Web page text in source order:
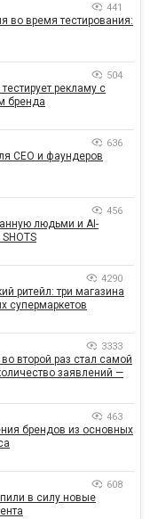
441
во время тестирования:
504
рекламу с
бренда
636
CEO и фаундеров
456
людьми и AI-
4290
ритейл: три магазина
супермаркетов
3333
второй раз стал самой
заявлений —
463
брендов из основных
608
в силу новые